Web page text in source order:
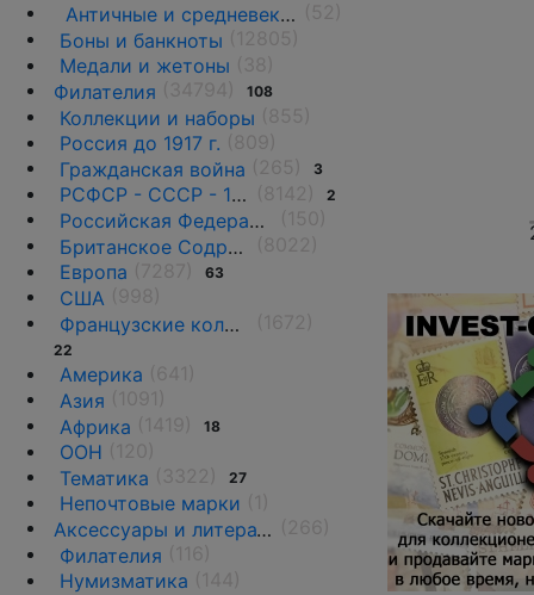
Античные и средневековые государства
Боны и банкноты
Медали и жетоны
Филателия
108
Коллекции и наборы
Россия до 1917 г.
Гражданская война
3
РСФСР - СССР - 1918 - 1991 2
Российская Федерация(1992 г.-н.д.)
Британское Содружество
Европа
63
США
Французские колонии и территории
22
Америка
Азия
Африка
18
ООН
Тематика
27
Непочтовые марки
Аксессуары и литература
Филателия
Нумизматика